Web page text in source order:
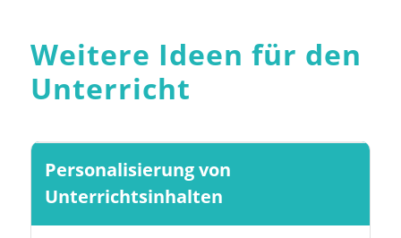
Weitere Ideen für den
Unterricht
Personalisierung von
Unterrichtsinhalten